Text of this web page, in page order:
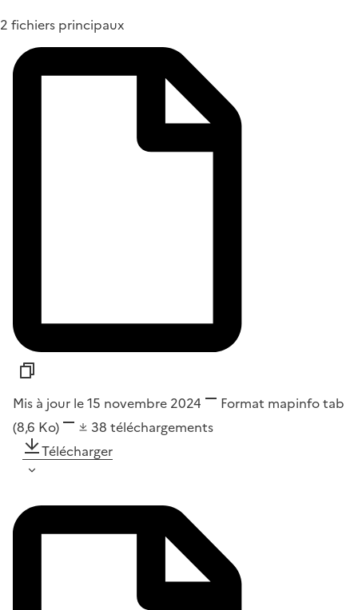
2 fichiers principaux
Mis à jour le 15 novembre 2024 Format mapinfo tab
(8,6 Ko)
38 téléchargements
Télécharger